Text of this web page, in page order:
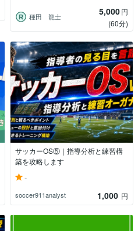
種田 龍士 5,000円
(60分)
サッカーOS⑤｜指導分析と練習構
築を攻略します
-
soccer911analyst 1,000 円